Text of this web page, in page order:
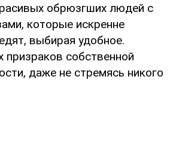
обрюзгших людей с
которые искренне
выбирая удобное.
собственной
даже не стремясь никого